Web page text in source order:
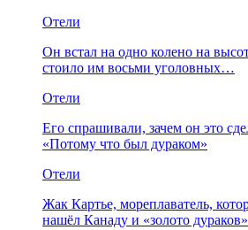
Отели
Он встал на одно колено на
стоило им восьми уголовных…
Отели
Его спрашивали, зачем он это
«Потому что был дураком»
Отели
Жак Картье, мореплаватель,
нашёл Канаду и «золото дураков»